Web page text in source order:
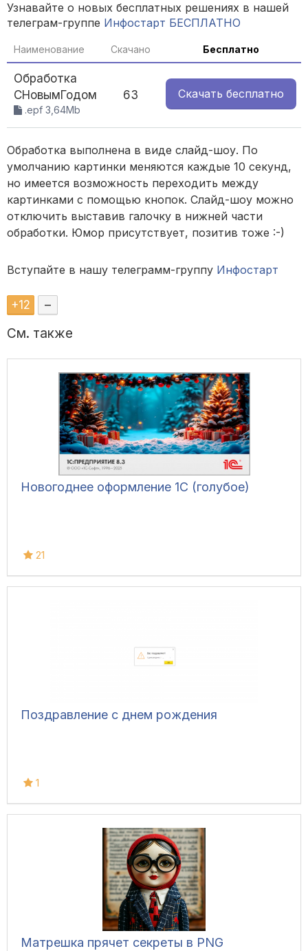
Узнавайте о новых бесплатных решениях в нашей
телеграм-группе Инфостарт БЕСПЛАТНО
Наименование Скачано Бесплатно
Обработка
СНовымГодом
.epf 3,64Mb
63 Скачать бесплатно
Обработка выполнена в виде слайд-шоу. По
умолчанию картинки меняются каждые 10 секунд,
но имеется возможность переходить между
картинками с помощью кнопок. Слайд-шоу можно
отключить выставив галочку в нижней части
обработки. Юмор присутствует, позитив тоже :-)
Вступайте в нашу телеграмм-группу Инфостарт
+12 –
См. также
Новогоднее оформление 1С (голубое)
21
Поздравление с днем рождения
1
Матрешка прячет секреты в PNG